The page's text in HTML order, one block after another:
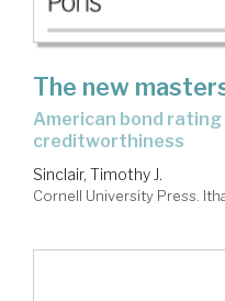
The new
american bond rating agencies and the politics of
creditworthiness
Sinclair, Timothy J.
Cornell University Press.